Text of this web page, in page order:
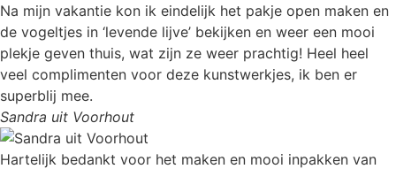
Na mijn vakantie kon ik eindelijk het pakje open maken en
de vogeltjes in ‘levende lijve’ bekijken en weer een mooi
plekje geven thuis, wat zijn ze weer prachtig! Heel heel
veel complimenten voor deze kunstwerkjes, ik ben er
superblij mee.
Sandra uit Voorhout
Hartelijk bedankt voor het maken en mooi inpakken van